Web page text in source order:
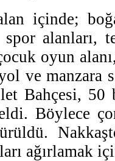
içinde;
spor
oyun
ve manzara
Bahçesi, 50
Böylece
ağırlamak